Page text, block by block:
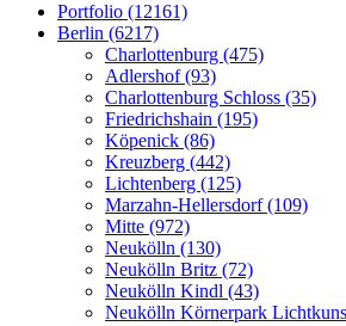
Portfolio (12161)
Berlin (6217)
Charlottenburg (475)
Adlershof (93)
Charlottenburg Schloss (35)
Friedrichshain (195)
Köpenick (86)
Kreuzberg (442)
Lichtenberg (125)
Marzahn-Hellersdorf (109)
Mitte (972)
Neukölln (130)
Neukölln Britz (72)
Neukölln Kindl (43)
Neukölln Körnerpark